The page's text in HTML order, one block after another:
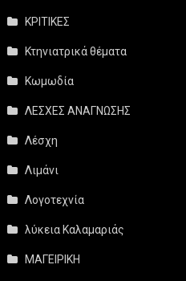
ΚΡΙΤΙΚΕΣ
Κτηνιατρικά θέματα
Κωμωδία
ΛΕΣΧΕΣ ΑΝΑΓΝΩΣΗΣ
Λέσχη
Λιμάνι
Λογοτεχνία
λύκεια Καλαμαριάς
ΜΑΓΕΙΡΙΚΗ